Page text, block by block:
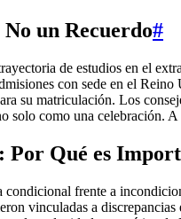
un Recuerdo#
de estudios en el
con sede en el
su matriculación. Los
solo como una celebración.
Por Qué es
frente a
vinculadas a